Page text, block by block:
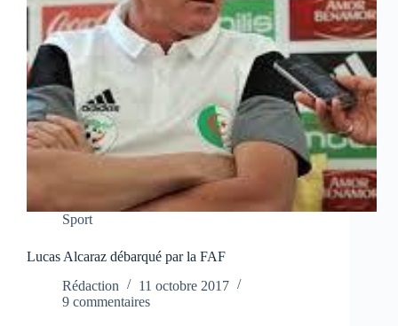
Sport
Lucas Alcaraz débarqué par la FAF
Rédaction
11 octobre 2017
9 commentaires